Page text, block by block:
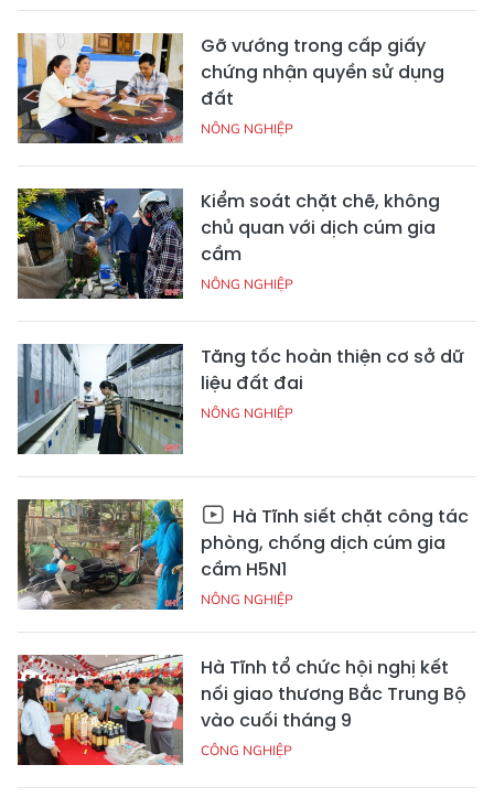
Gỡ vướng trong cấp giấy
chứng nhận quyền sử dụng
đất
NÔNG NGHIỆP
Kiểm soát chặt chẽ, không
chủ quan với dịch cúm gia
cầm
NÔNG NGHIỆP
Tăng tốc hoàn thiện cơ sở dữ
liệu đất đai
NÔNG NGHIỆP
Hà Tĩnh siết chặt công tác
phòng, chống dịch cúm gia
cầm H5N1
NÔNG NGHIỆP
Hà Tĩnh tổ chức hội nghị kết
nối giao thương Bắc Trung Bộ
vào cuối tháng 9
CÔNG NGHIỆP